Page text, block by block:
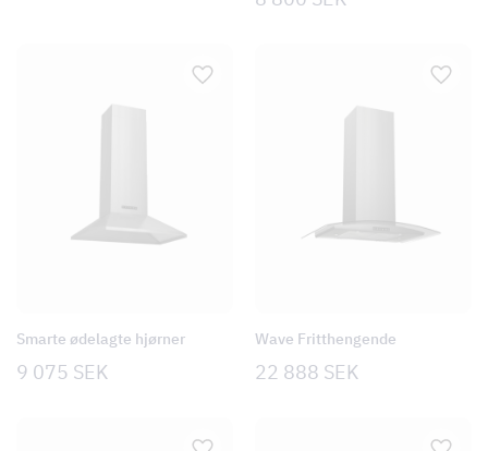
Smarte ødelagte hjørner
9 075 SEK
Wave Fritthengende
22 888 SEK